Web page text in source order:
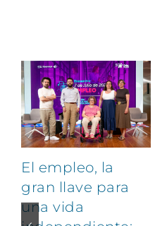
El empleo, la
gran llave para
una vida